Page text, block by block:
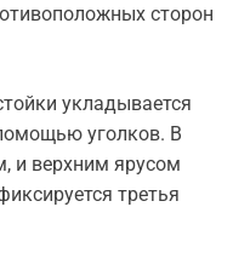
сторон
укладывается
уголков. В
и верхним ярусом
третья